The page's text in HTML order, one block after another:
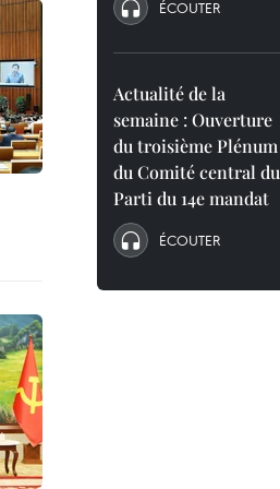
ÉCOUTER
Actualité de la
semaine : Ouverture
du troisième Plénum
du Comité central du
Parti du 14e mandat
ÉCOUTER